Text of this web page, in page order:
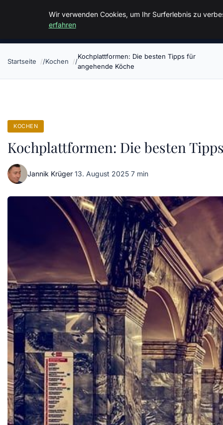
Malzminden
Startseite Kochen
Kochplattformen: Die besten Tipps für
angehende Köche
KOCHEN
Kochplattformen: Die besten
Jannik Krüger·13. August 2025·7 min
Wir verwenden Cookies, um Ihr Surferlebnis zu
erfahren